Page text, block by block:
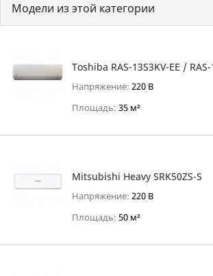
Модели из этой категории
Toshiba RAS-13S3KV-EE / RAS-
Напряжение: 220 В
Площадь: 35 м²
Mitsubishi Heavy SRK50ZS-S
Напряжение: 220 В
Площадь: 50 м²